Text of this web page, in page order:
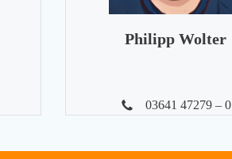
Philipp Wolter
03641 47279 – 0